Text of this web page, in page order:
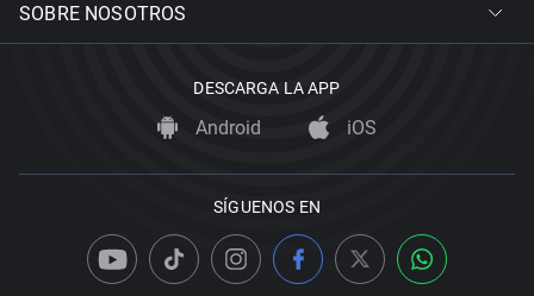
SOBRE NOSOTROS
DESCARGA LA APP
Android iOS
SÍGUENOS EN